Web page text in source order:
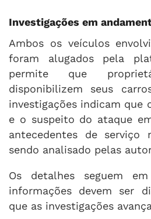
Investigações em
Ambos os veículos
foram alugados pela
permite que
disponibilizem seus
investigações indicam que
e o suspeito do ataque
antecedentes de
sendo analisado pelas
Os detalhes seguem
informações devem ser
que as investigações